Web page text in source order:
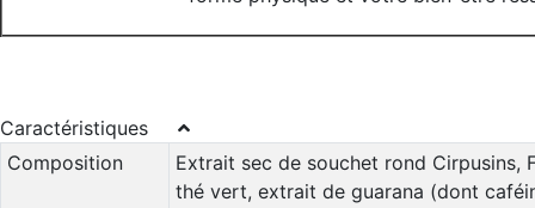
Caractéristiques
Composition
Extrait sec de souchet rond Cirpusins,
thé vert, extrait de guarana (dont